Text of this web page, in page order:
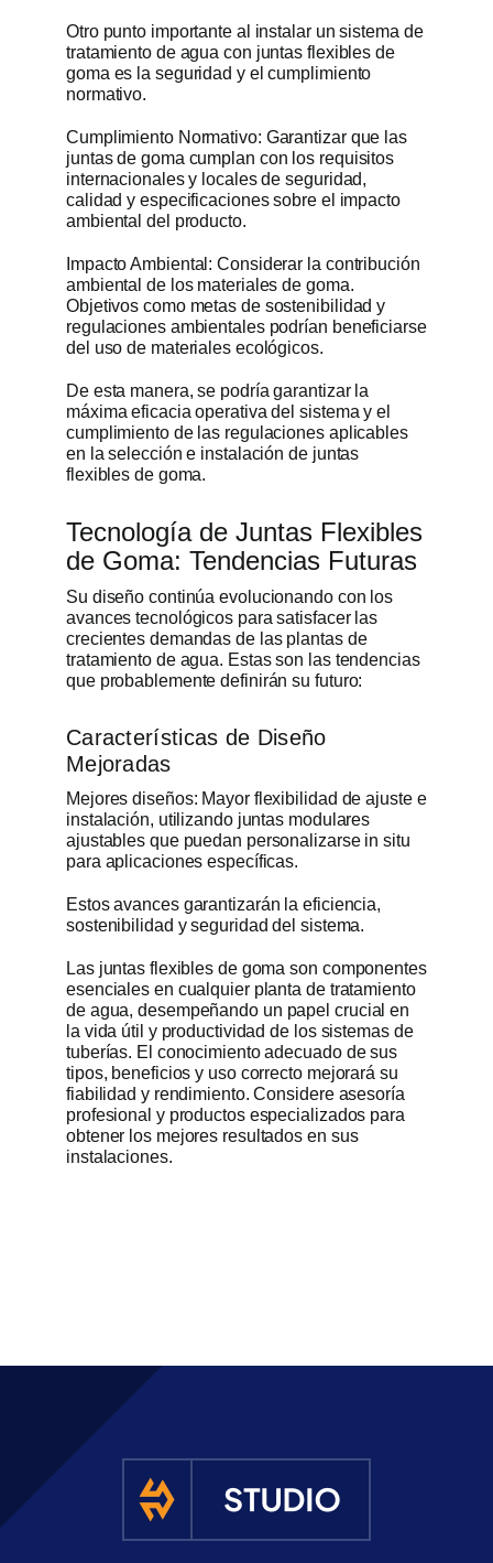
Otro punto importante al instalar un sistema de
tratamiento de agua con juntas flexibles de
goma es la seguridad y el cumplimiento
normativo.
Cumplimiento Normativo: Garantizar que las
juntas de goma cumplan con los requisitos
internacionales y locales de seguridad,
calidad y especificaciones sobre el impacto
ambiental del producto.
Impacto Ambiental: Considerar la contribución
ambiental de los materiales de goma.
Objetivos como metas de sostenibilidad y
regulaciones ambientales podrían beneficiarse
del uso de materiales ecológicos.
De esta manera, se podría garantizar la
máxima eficacia operativa del sistema y el
cumplimiento de las regulaciones aplicables
en la selección e instalación de juntas
flexibles de goma.
Tecnología de Juntas Flexibles
de Goma: Tendencias Futuras
Su diseño continúa evolucionando con los
avances tecnológicos para satisfacer las
crecientes demandas de las plantas de
tratamiento de agua. Estas son las tendencias
que probablemente definirán su futuro:
Características de Diseño
Mejoradas
Mejores diseños: Mayor flexibilidad de ajuste e
instalación, utilizando juntas modulares
ajustables que puedan personalizarse in situ
para aplicaciones específicas.
Estos avances garantizarán la eficiencia,
sostenibilidad y seguridad del sistema.
Las juntas flexibles de goma son componentes
esenciales en cualquier planta de tratamiento
de agua, desempeñando un papel crucial en
la vida útil y productividad de los sistemas de
tuberías. El conocimiento adecuado de sus
tipos, beneficios y uso correcto mejorará su
fiabilidad y rendimiento. Considere asesoría
profesional y productos especializados para
obtener los mejores resultados en sus
instalaciones.